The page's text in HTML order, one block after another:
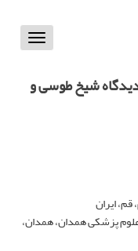
Toggle
شیخ طوسی و
ایران
پزشکی همدان، همدان،